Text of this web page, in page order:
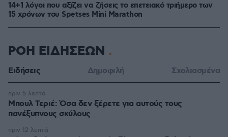
14+1 λόγοι που αξίζει να ζήσεις το επετειακό τριήμερο των
15 χρόνων του Spetses Mini Marathon
ΡΟΗ ΕΙΔΗΣΕΩΝ
Ειδήσεις Δημοφιλή Σχολιασμένα
Μπουλ Τεριέ: Όσα δεν ξέρετε για αυτούς τους
πανέξυπνους σκύλους
πριν 5 λεπτά
πριν 12 λεπτά